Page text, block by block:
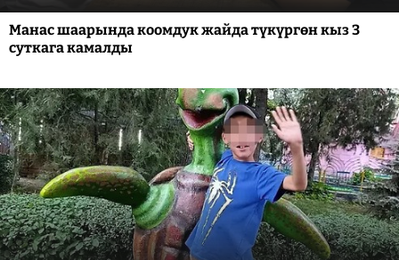
Манас шаарында коомдук жайда түкүргөн кыз 3
суткага камалды